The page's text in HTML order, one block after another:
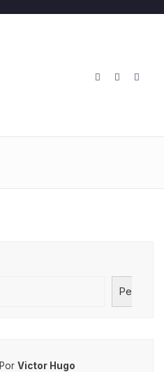
PorVictor Hugo